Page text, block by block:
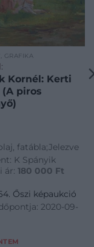
GRAFIKA
Kerti
piros
fatábla;Jelezve
K Spányik
ár: 180 000 Ft
Őszi képaukció
2020-09-